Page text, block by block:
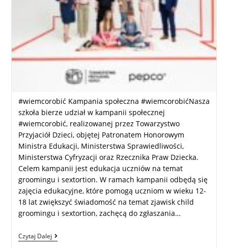
#wiemcorobić Kampania społeczna #wiemcorobićNasza
szkoła bierze udział w kampanii społecznej
#wiemcorobić, realizowanej przez Towarzystwo
Przyjaciół Dzieci, objętej Patronatem Honorowym
Ministra Edukacji, Ministerstwa Sprawiedliwości,
Ministerstwa Cyfryzacji oraz Rzecznika Praw Dziecka.
Celem kampanii jest edukacja uczniów na temat
groomingu i sextortion. W ramach kampanii odbędą się
zajęcia edukacyjne, które pomogą uczniom w wieku 12-
18 lat zwiększyć świadomość na temat zjawisk child
groomingu i sextortion, zachęcą do zgłaszania…
Czytaj Dalej